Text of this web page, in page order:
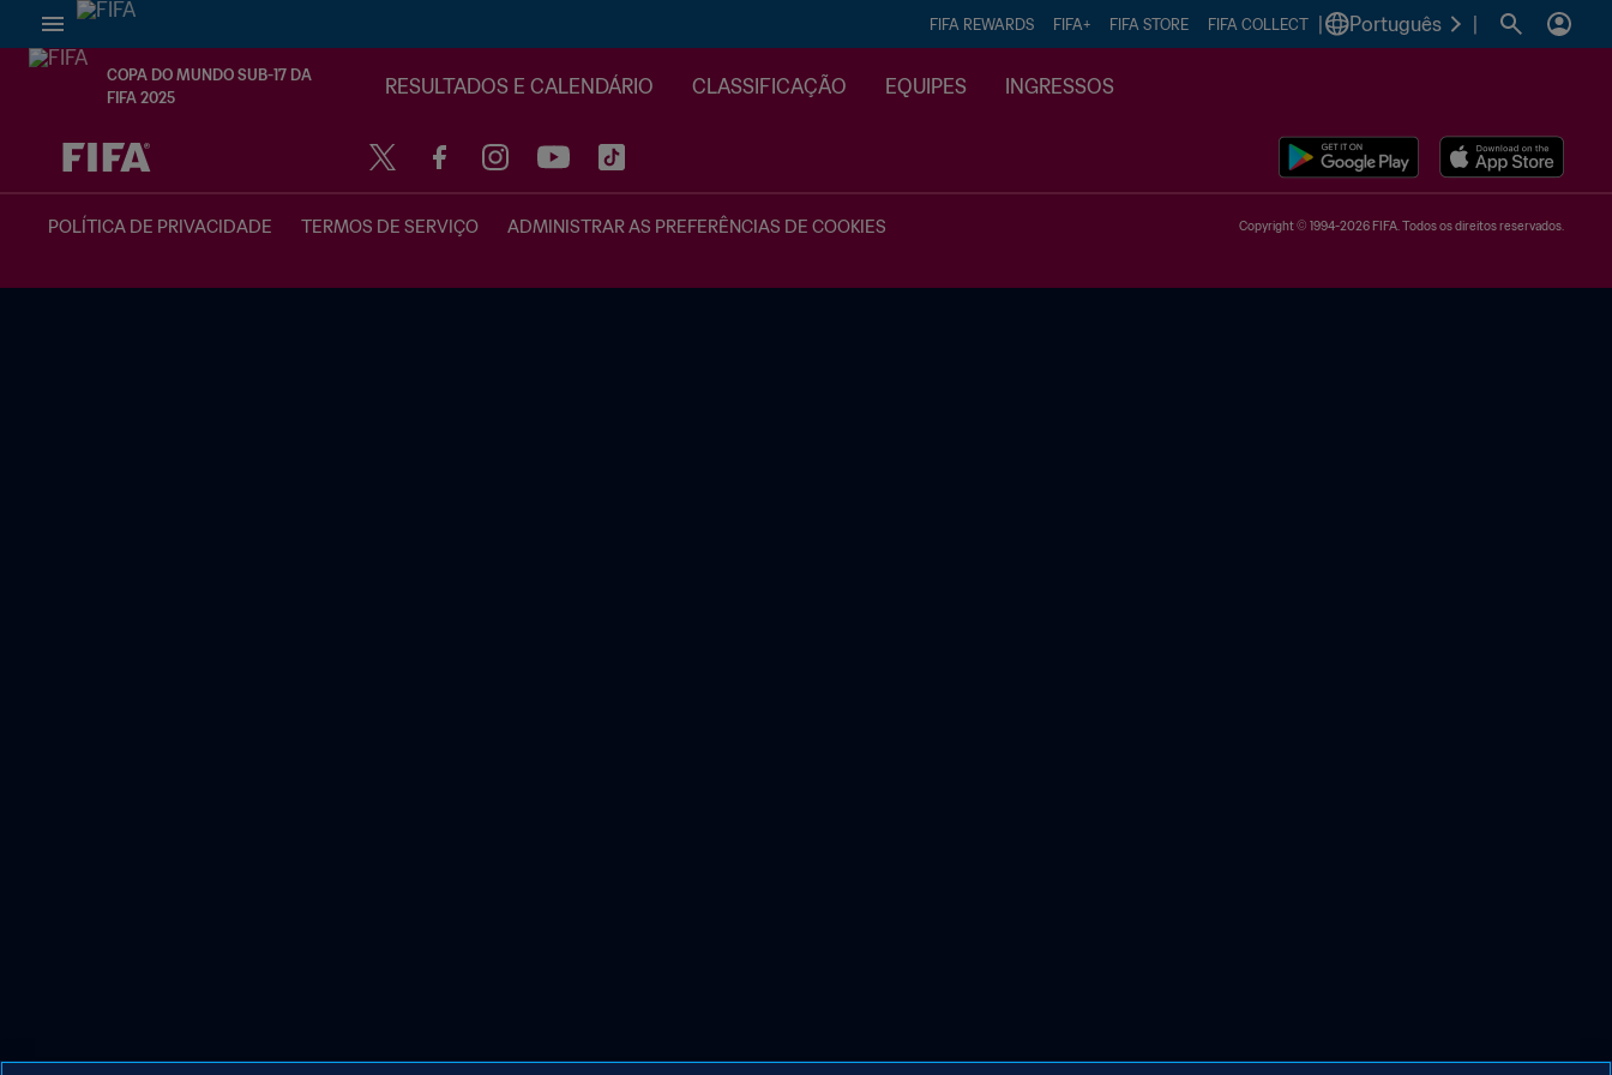
FIFA REWARDS FIFA+ FIFA STORE FIFA COLLECT Português
COPA DO MUNDO SUB-17 DA
FIFA 2025
RESULTADOS E CALENDÁRIO CLASSIFICAÇÃO EQUIPES INGRESSOS
TBD x TBD
POLÍTICA DE PRIVACIDADE TERMOS DE SERVIÇO ADMINISTRAR AS PREFERÊNCIAS DE COOKIES Copyright © 1994-2026 FIFA. Todos os direitos reservados.